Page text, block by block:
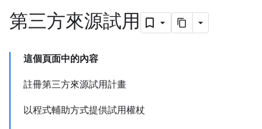
第三方來源試用
這個頁面中的內容
註冊第三方來源試用計畫
以程式輔助方式提供試用權杖